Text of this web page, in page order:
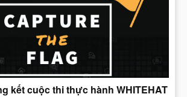
kết cuộc thi thực hành WHITEHAT